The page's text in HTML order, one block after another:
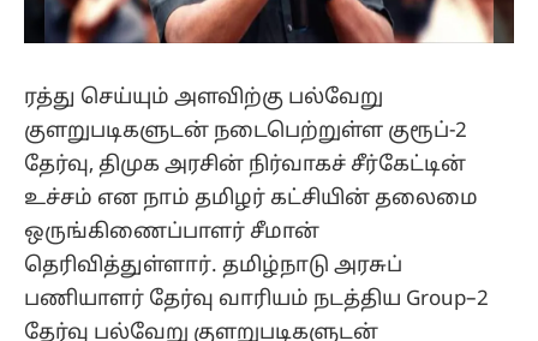
ரத்து செய்யும் அளவிற்கு பல்வேறு
குளறுபடிகளுடன் நடைபெற்றுள்ள குரூப்-2
தேர்வு, திமுக அரசின் நிர்வாகச் சீர்கேட்டின்
உச்சம் என நாம் தமிழர் கட்சியின் தலைமை
ஒருங்கிணைப்பாளர் சீமான்
தெரிவித்துள்ளார். தமிழ்நாடு அரசுப்
பணியாளர் தேர்வு வாரியம் நடத்திய Group–2
தேர்வு பல்வேறு குளறுபடிகளுடன்